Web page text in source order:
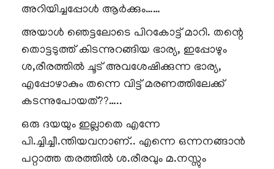
അറിയിച്ചപ്പോൾ ആർക്കും……
അയാൾ ഞെട്ടലോടെ പിറകോട്ട് മാറി. തന്റെ
തൊട്ടടുത്ത് കിടന്നുറങ്ങിയ ഭാര്യ, ഇപ്പോഴും
ശ,രീരത്തിൽ ചൂട് അവശേഷിക്കുന്ന ഭാര്യ,
എപ്പോഴാകും തന്നെ വിട്ട് മരണത്തിലേക്ക്
കടന്നുപോയത്??…..
ഒരു ദയയും ഇല്ലാതെ എന്നേ
പി.ച്ചിച്ചീ.ന്തിയവനാണ്.. എന്നെ ഒന്നനങ്ങാൻ
പറ്റാത്ത തരത്തിൽ ശ.രീരവും മ.നസ്സും